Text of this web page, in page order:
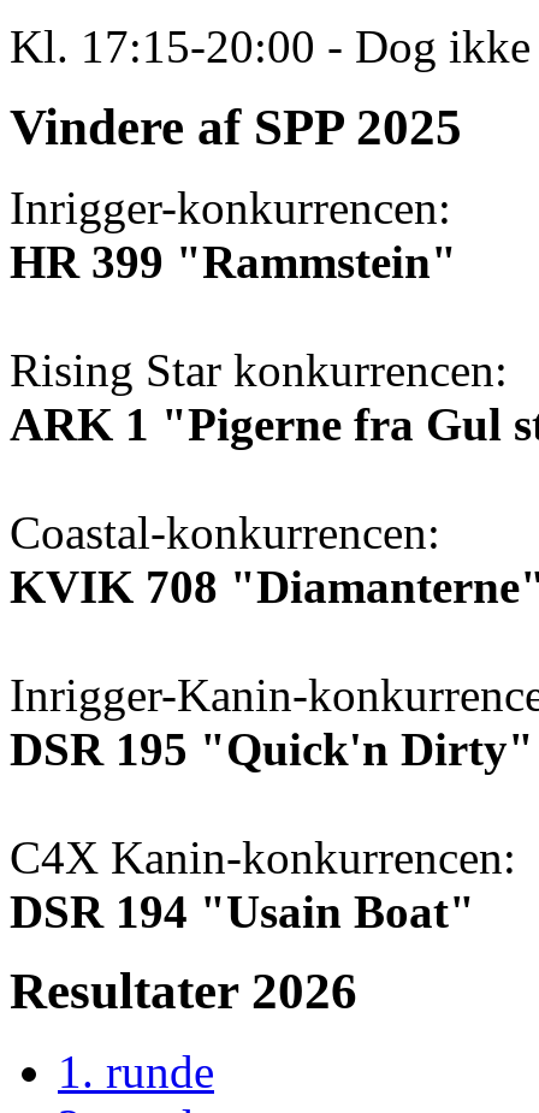
Kl. 17:15-20:00 - Dog ikke
Vindere af SPP 2025
Inrigger-konkurrencen:
HR 399 "Rammstein"
Rising Star konkurrencen:
ARK 1 "Pigerne fra Gul
Coastal-konkurrencen:
KVIK 708
Inrigger-Kanin-
DSR 195 "Quick'n Dirty"
C4X Kanin-konkurrencen:
DSR 194 "Usain Boat"
Resultater 2026
1. runde